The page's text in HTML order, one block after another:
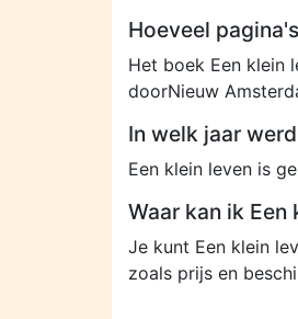
Hoeveel
Het boek Een klein
doorNieuw
In welk jaar
Een klein leven is
Waar kan ik Een
Je kunt Een klein
zoals prijs en